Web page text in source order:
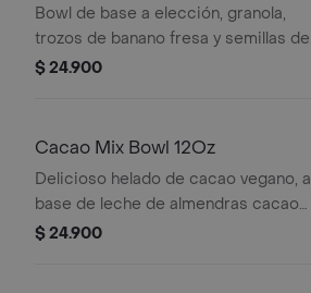
Bowl de base a elección, granola,
trozos de banano fresa y semillas de
chía.
$ 24.900
Cacao Mix Bowl 12Oz
Delicioso helado de cacao vegano, a
base de leche de almendras cacao
organico y nuestra mantequilla de
$ 24.900